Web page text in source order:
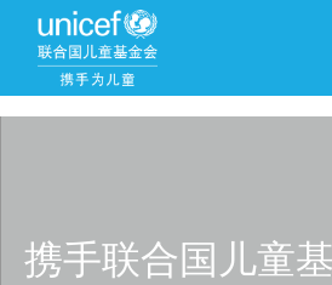
携手联合国儿童